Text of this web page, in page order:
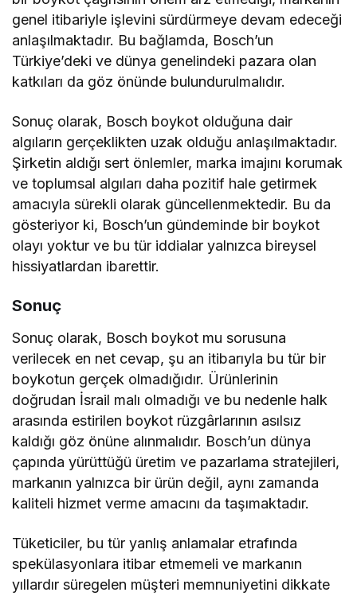
genel itibariyle işlevini sürdürmeye devam edeceği
anlaşılmaktadır. Bu bağlamda, Bosch’un
Türkiye’deki ve dünya genelindeki pazara olan
katkıları da göz önünde bulundurulmalıdır.
Sonuç olarak, Bosch boykot olduğuna dair
algıların gerçeklikten uzak olduğu anlaşılmaktadır.
Şirketin aldığı sert önlemler, marka imajını korumak
ve toplumsal algıları daha pozitif hale getirmek
amacıyla sürekli olarak güncellenmektedir. Bu da
gösteriyor ki, Bosch’un gündeminde bir boykot
olayı yoktur ve bu tür iddialar yalnızca bireysel
hissiyatlardan ibarettir.
Sonuç
Sonuç olarak, Bosch boykot mu sorusuna
verilecek en net cevap, şu an itibarıyla bu tür bir
boykotun gerçek olmadığıdır. Ürünlerinin
doğrudan İsrail malı olmadığı ve bu nedenle halk
arasında estirilen boykot rüzgârlarının asılsız
kaldığı göz önüne alınmalıdır. Bosch’un dünya
çapında yürüttüğü üretim ve pazarlama stratejileri,
markanın yalnızca bir ürün değil, aynı zamanda
kaliteli hizmet verme amacını da taşımaktadır.
Tüketiciler, bu tür yanlış anlamalar etrafında
spekülasyonlara itibar etmemeli ve markanın
yıllardır süregelen müşteri memnuniyetini dikkate